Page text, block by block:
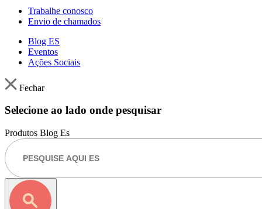
Trabalhe conosco
Envio de chamados
Blog ES
Eventos
Ações Sociais
Fechar
Selecione ao lado onde pesquisar
Produtos Blog Es